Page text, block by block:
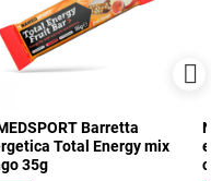
Barretta
Total Energy mix
35g